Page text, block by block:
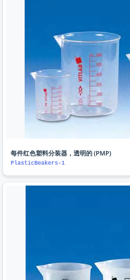
每件红色塑料分装器，透明的 (PMP)
PlasticBeakers-1